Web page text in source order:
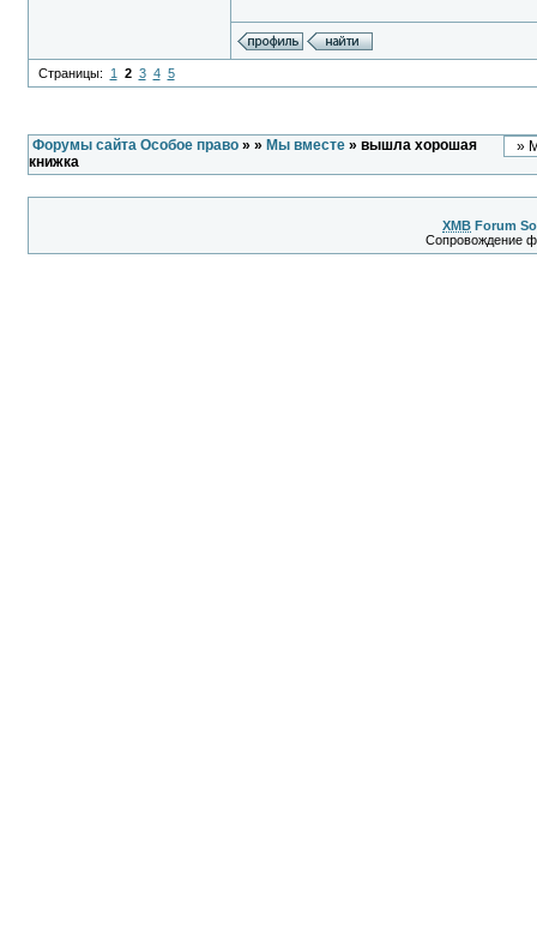
Страницы: 1 2 3 4 5
Форумы сайта Особое право» » Мы вместе» вышла хорошая
книжка
XMB Forum
Сопровождение